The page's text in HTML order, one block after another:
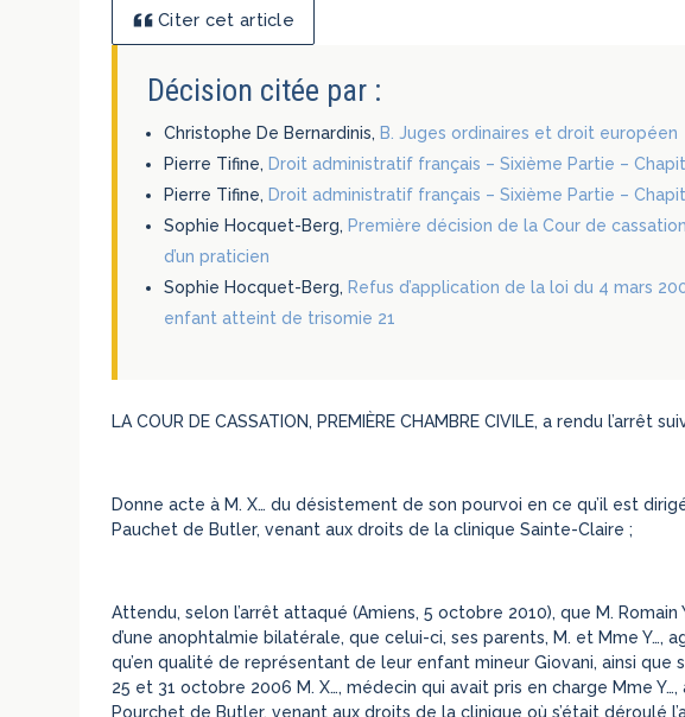
Citer cet article
Décision citée par :
Christophe De Bernardinis,B. Juges ordinaires et droit européen
Pierre Tifine,Droit administratif français – Sixième Partie –
Pierre Tifine,Droit administratif français – Sixième Partie –
Sophie Hocquet-Berg,Première décision de la Cour de
d’un praticien
Sophie Hocquet-Berg,Refus d’application de la loi du 4 mars
enfant atteint de trisomie 21
LA COUR DE CASSATION, PREMIÈRE CHAMBRE CIVILE, a rendu l’arrêt
Donne acte à M. X… du désistement de son pourvoi en ce qu’il est
Pauchet de Butler, venant aux droits de la clinique Sainte-Claire ;
Attendu, selon l’arrêt attaqué (Amiens, 5 octobre 2010), que M.
d’une anophtalmie bilatérale, que celui-ci, ses parents, M. et Mme Y…,
qu’en qualité de représentant de leur enfant mineur Giovani, ainsi que
25 et 31 octobre 2006 M. X…, médecin qui avait pris en charge Mme
Pourchet de Butler, venant aux droits de la clinique où s’était déroulé